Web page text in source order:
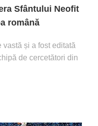
Sfântului Neofit
română
vastă și a fost editată
de cercetători din